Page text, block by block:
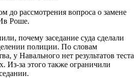
до рассмотрения вопроса о замене
Роше.
почему заседание суда сделали
полиции. По словам
у Навального нет результатов теста
Из-за этого также ограничили